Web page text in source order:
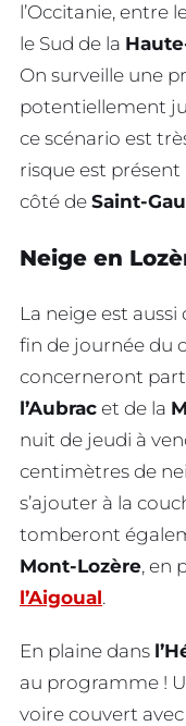
l’Occitanie, entre
le Sud de la
On surveille une
potentiellement
ce scénario est
risque est
côté de Saint-
Neige en
La neige est
fin de journée du
concerneront
l’Aubrac et de la
nuit de jeudi à
centimètres de
s’ajouter à la
tomberont
Mont-Lozère, en
l’Aigoual.
En plaine dans
au programme !
voire couvert avec